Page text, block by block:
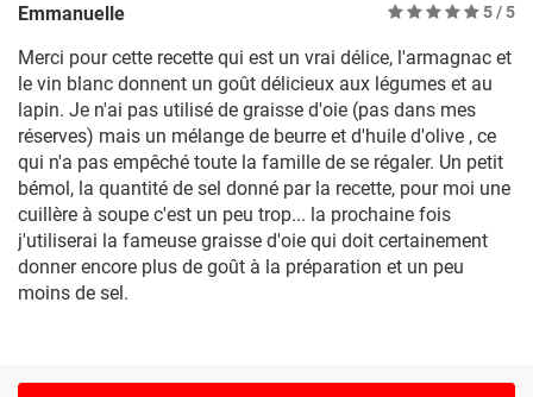
Emmanuelle
5/ 5
Merci pour cette recette qui est un vrai délice, l'armagnac et
le vin blanc donnent un goût délicieux aux légumes et au
lapin. Je n'ai pas utilisé de graisse d'oie (pas dans mes
réserves) mais un mélange de beurre et d'huile d'olive , ce
qui n'a pas empêché toute la famille de se régaler. Un petit
bémol, la quantité de sel donné par la recette, pour moi une
cuillère à soupe c'est un peu trop... la prochaine fois
j'utiliserai la fameuse graisse d'oie qui doit certainement
donner encore plus de goût à la préparation et un peu
moins de sel.